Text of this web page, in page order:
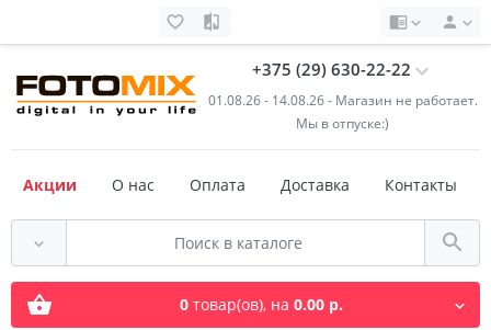
+375 (29) 630-22-22
01.08.26 - 14.08.26 - Магазин не работает.
Мы в отпуске:)
Акции О нас Оплата Доставка Контакты
0товар(ов), на 0.00 р.